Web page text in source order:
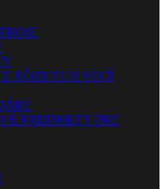
RÔZNYCH VECÍ
PREDMETY PRE